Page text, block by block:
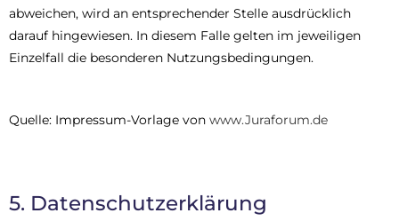
abweichen, wird an entsprechender Stelle ausdrücklich
darauf hingewiesen. In diesem Falle gelten im jeweiligen
Einzelfall die besonderen Nutzungsbedingungen.
Quelle: Impressum-Vorlage von www.Juraforum.de
5. Datenschutzerklärung